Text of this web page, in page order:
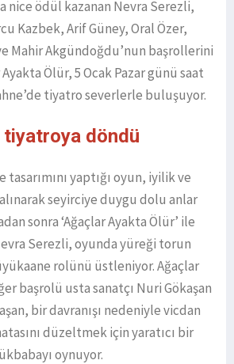
nice ödül kazanan Nevra Serezli,
Kazbek, Arif Güney, Oral Özer,
Mahir Akgündoğdu’nun başrollerini
Ölür, 5 Ocak Pazar günü saat
tiyatro severlerle buluşuyor.
tiyatroya döndü
tasarımını yaptığı oyun, iyilik ve
seyirciye duygu dolu anlar
sonra ‘Ağaçlar Ayakta Ölür’ ile
Serezli, oyunda yüreği torun
rolünü üstleniyor. Ağaçlar
başrolü usta sanatçı Nuri Gökaşan
bir davranışı nedeniyle vicdan
düzeltmek için yaratıcı bir
oynuyor.